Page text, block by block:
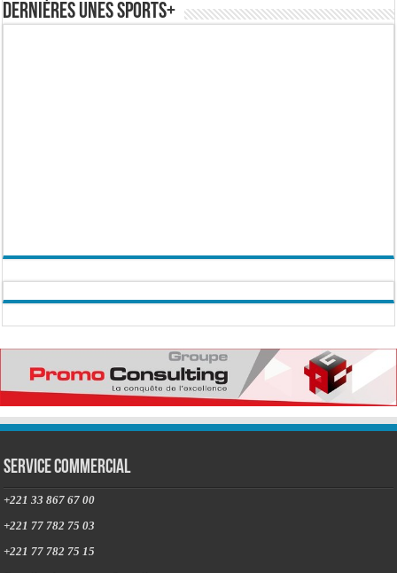
Dernières Unes Sports+
Service commercial
+221 33 867 67 00
+221 77 782 75 03
+221 77 782 75 15